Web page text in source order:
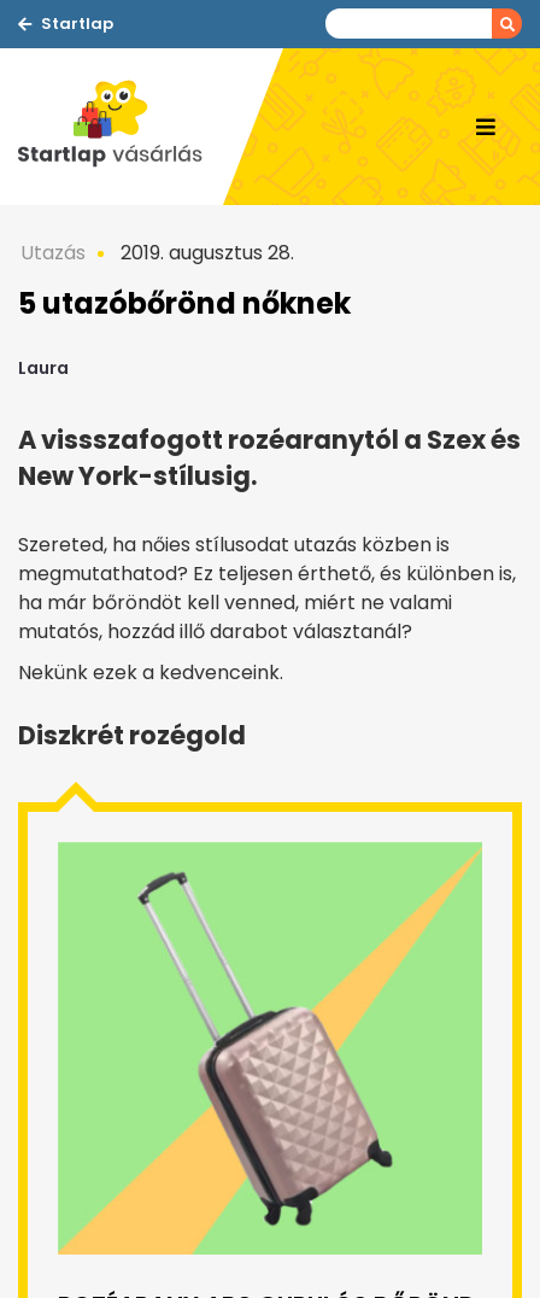
Startlap
Utazás 2019. augusztus 28.
5 utazóbőrönd nőknek
Laura
A vissszafogott rozéaranytól a Szex és
New York-stílusig.
Szereted, ha nőies stílusodat utazás közben is
megmutathatod? Ez teljesen érthető, és különben is,
ha már bőröndöt kell venned, miért ne valami
mutatós, hozzád illő darabot választanál?
Nekünk ezek a kedvenceink.
Diszkrét rozégold